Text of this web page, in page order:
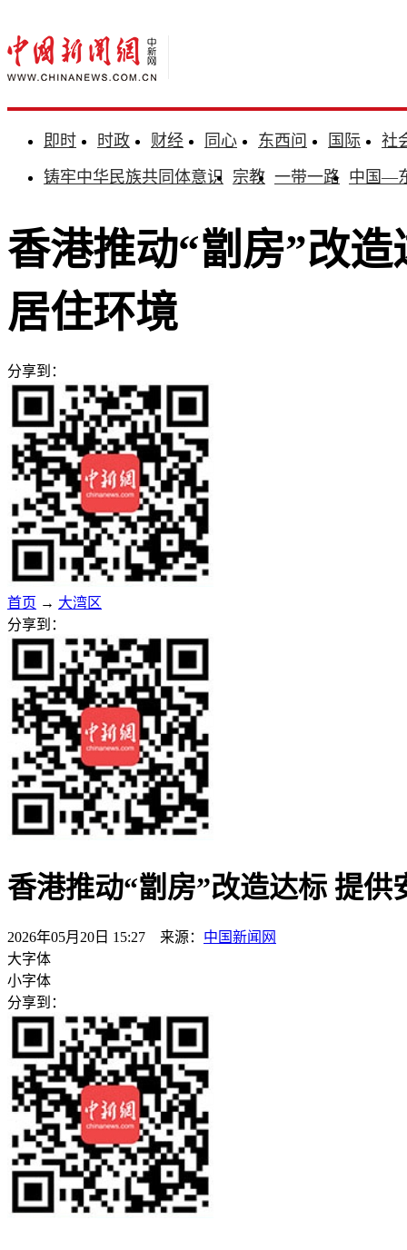
即时 时政 财经 同心 东西问 国际
社
铸牢中华民族共同体意识 宗教 一带一路 中国—
香港推动“劏房”改
居住环境
分享到：
首页 → 大湾区
分享到：
香港推动“劏房”改造达标 提
2026年05月20日 15:27 来源： 中国新闻网
大字体
小字体
分享到：